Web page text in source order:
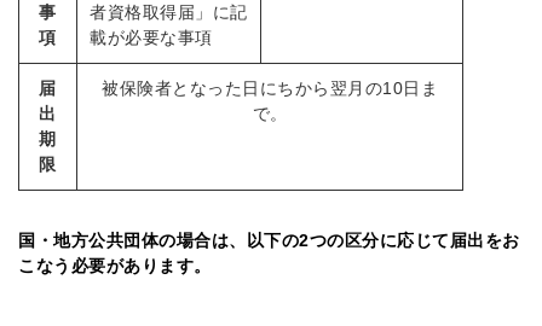
事
項
者資格取得届」に記
載が必要な事項
届
出
期
限
被保険者となった日にちから翌月の10日ま
で。
国・地方公共団体の場合は、以下の2つの区分に応じて届出をお
こなう必要があり ます。